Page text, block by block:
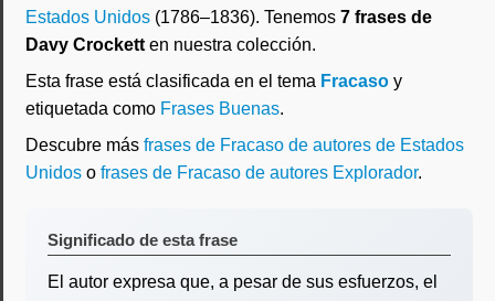
Estados Unidos (1786–1836). Tenemos 7 frases de
Davy Crockett en nuestra colección.
Esta frase está clasificada en el tema Fracaso y
etiquetada como Frases Buenas.
Descubre más frases de Fracaso de autores de Estados
Unidos o frases de Fracaso de autores Explorador.
Significado de esta frase
El autor expresa que, a pesar de sus esfuerzos, el